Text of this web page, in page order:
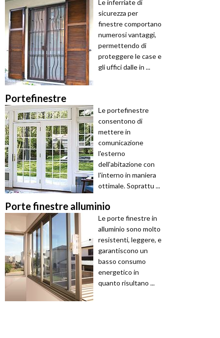
Le inferriate di
sicurezza per
finestre comportano
numerosi vantaggi,
permettendo di
proteggere le case e
gli uffici dalle in ...
Portefinestre
Le portefinestre
consentono di
mettere in
comunicazione
l'esterno
dell'abitazione con
l'interno in maniera
ottimale. Soprattu ...
Porte finestre alluminio
Le porte finestre in
alluminio sono molto
resistenti, leggere, e
garantiscono un
basso consumo
energetico in
quanto risultano ...